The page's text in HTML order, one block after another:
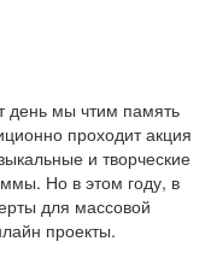
мы чтим память
проходит акция
и творческие
Но в этом году, в
для массовой
проекты.